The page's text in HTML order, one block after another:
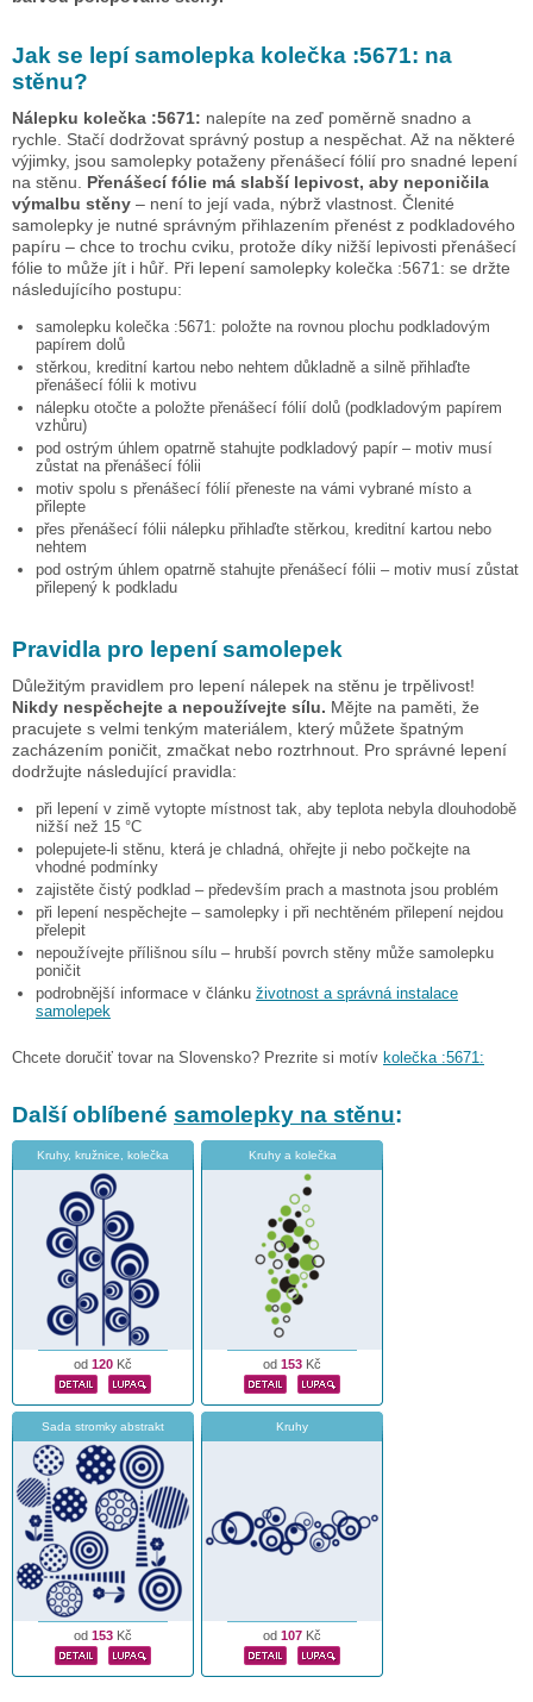
Jak se lepí samolepka kolečka :5671: na
stěnu?
Nálepku kolečka :5671: nalepíte na zeď poměrně snadno a
rychle. Stačí dodržovat správný postup a nespěchat. Až na některé
výjimky, jsou samolepky potaženy přenášecí fólií pro snadné lepení
na stěnu. Přenášecí fólie má slabší lepivost, aby neponičila
výmalbu stěny – není to její vada, nýbrž vlastnost. Členité
samolepky je nutné správným přihlazením přenést z podkladového
papíru – chce to trochu cviku, protože díky nižší lepivosti přenášecí
fólie to může jít i hůř. Při lepení samolepky kolečka :5671: se držte
následujícího postupu:
samolepku kolečka :5671: položte na rovnou plochu podkladovým
papírem dolů
stěrkou, kreditní kartou nebo nehtem důkladně a silně přihlaďte
přenášecí fólii k motivu
nálepku otočte a položte přenášecí fólií dolů (podkladovým papírem
vzhůru)
pod ostrým úhlem opatrně stahujte podkladový papír – motiv musí
zůstat na přenášecí fólii
motiv spolu s přenášecí fólií přeneste na vámi vybrané místo a
přilepte
přes přenášecí fólii nálepku přihlaďte stěrkou, kreditní kartou nebo
nehtem
pod ostrým úhlem opatrně stahujte přenášecí fólii – motiv musí zůstat
přilepený k podkladu
Pravidla pro lepení samolepek
Důležitým pravidlem pro lepení nálepek na stěnu je trpělivost!
Nikdy nespěchejte a nepoužívejte sílu. Mějte na paměti, že
pracujete s velmi tenkým materiálem, který můžete špatným
zacházením poničit, zmačkat nebo roztrhnout. Pro správné lepení
dodržujte následující pravidla:
při lepení v zimě vytopte místnost tak, aby teplota nebyla dlouhodobě
nižší než 15 °C
polepujete-li stěnu, která je chladná, ohřejte ji nebo počkejte na
vhodné podmínky
zajistěte čistý podklad – především prach a mastnota jsou problém
při lepení nespěchejte – samolepky i při nechtěném přilepení nejdou
přelepit
nepoužívejte přílišnou sílu – hrubší povrch stěny může samolepku
poničit
podrobnější informace v článku životnost a správná instalace
samolepek
Chcete doručiť tovar na Slovensko? Prezrite si motív kolečka :5671:
Další oblíbené samolepky na stěnu:
Kruhy, kružnice, kolečka
od 120 Kč
Kruhy a kolečka
od 153 Kč
Sada stromky abstrakt
od 153 Kč
Kruhy
od 107 Kč